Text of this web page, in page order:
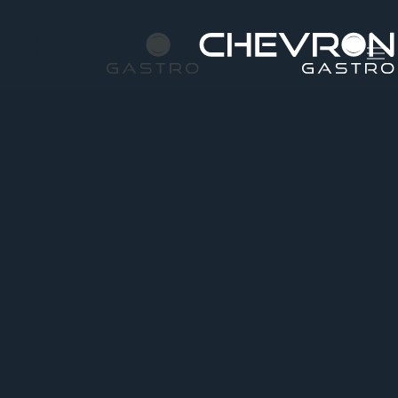
Skip to main content